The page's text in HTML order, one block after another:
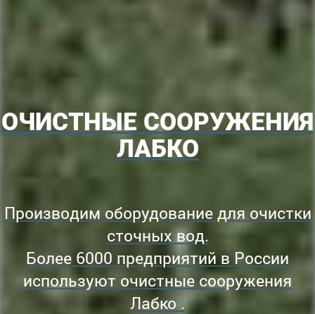
ОЧИСТНЫЕ СООРУЖЕНИЯ
ЛАБКО
Производим оборудование для очистки
сточных вод.
Более 6000 предприятий в России
используют очистные сооружения
Лабко .